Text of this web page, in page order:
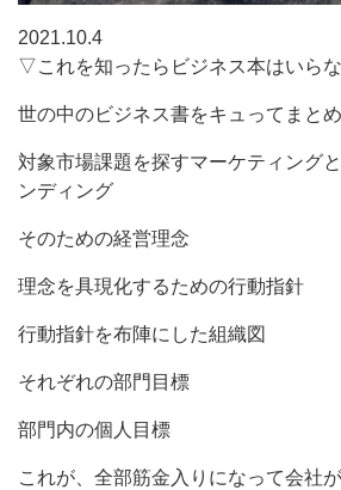
2021.10.4
▽これを知ったらビジネス本はいら
世の中のビジネス書をキュってまとめ
対象市場課題を探すマーケティング
ンディング
そのための経営理念
理念を具現化するための行動指針
行動指針を布陣にした組織図
それぞれの部門目標
部門内の個人目標
これが、全部筋金入りになって会社が